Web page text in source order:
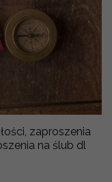
zaproszenia
na ślub dl